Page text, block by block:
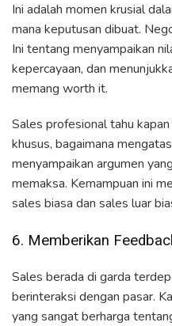
Ini adalah momen krusial
mana keputusan dibuat.
Ini tentang menyampaikan
kepercayaan, dan
memang worth it.
Sales profesional tahu
khusus, bagaimana
menyampaikan argumen
memaksa. Kemampuan ini
sales biasa dan sales luar
6. Memberikan
Sales berada di garda
berinteraksi dengan pasar.
yang sangat berharga